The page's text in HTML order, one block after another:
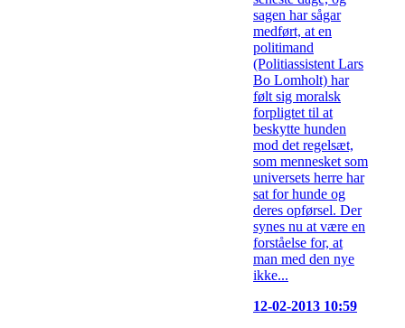
sagen har sågar
medført, at en
politimand
(Politiassistent Lars
Bo Lomholt) har
følt sig moralsk
forpligtet til at
beskytte hunden
mod det regelsæt,
som mennesket som
universets herre har
sat for hunde og
deres opførsel. Der
synes nu at være en
forståelse for, at
man med den nye
ikke...
12-02-2013 10:59